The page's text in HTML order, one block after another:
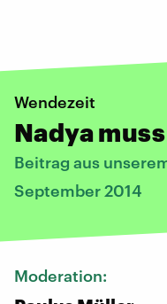
Wendezeit
Nadya
Beitrag aus
September 2014
Moderation: